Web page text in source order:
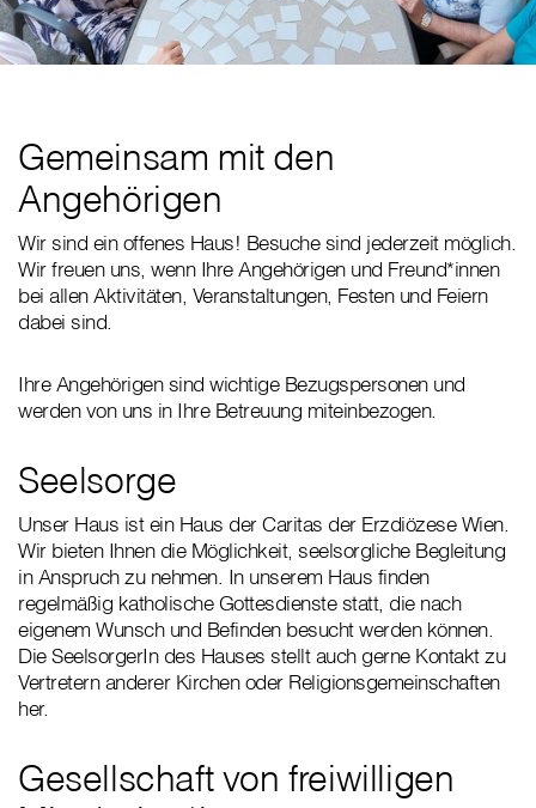
Gemeinsam mit den
Angehörigen
Wir sind ein offenes Haus! Besuche sind jederzeit möglich.
Wir freuen uns, wenn Ihre Angehörigen und Freund*innen
bei allen Aktivitäten, Veranstaltungen, Festen und Feiern
dabei sind.
Ihre Angehörigen sind wichtige Bezugspersonen und
werden von uns in Ihre Betreuung miteinbezogen.
Seelsorge
Unser Haus ist ein Haus der Caritas der Erzdiözese Wien.
Wir bieten Ihnen die Möglichkeit, seelsorgliche Begleitung
in Anspruch zu nehmen. In unserem Haus finden
regelmäßig katholische Gottesdienste statt, die nach
eigenem Wunsch und Befinden besucht werden können.
Die SeelsorgerIn des Hauses stellt auch gerne Kontakt zu
Vertretern anderer Kirchen oder Religionsgemeinschaften
her.
Gesellschaft von freiwilligen